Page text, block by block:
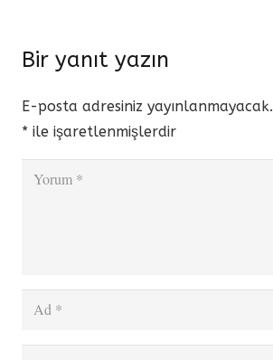
Bir yanıt yazın
E-posta adresiniz yayınlanmayacak.
* ile işaretlenmişlerdir